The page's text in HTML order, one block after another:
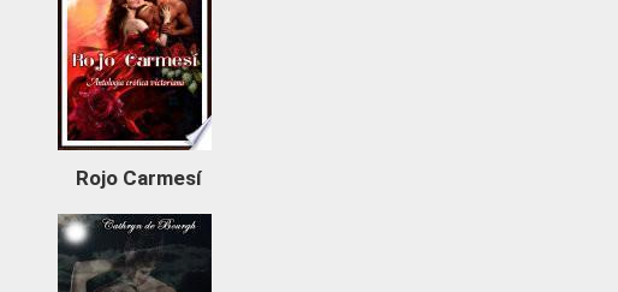
Rojo Carmesí